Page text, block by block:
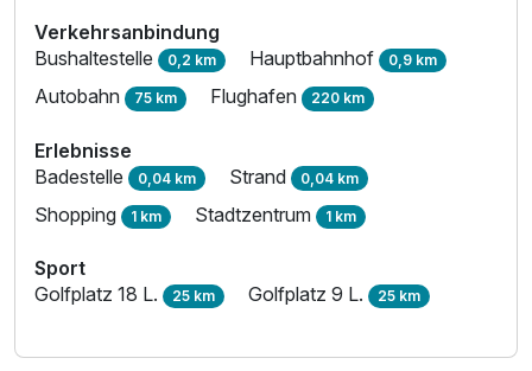
Für 3 Tage
Verkehrsanbindung
Bushaltestelle 0,2 km Hauptbahnhof 0,9 km
Autobahn 75 km Flughafen 220 km
Erlebnisse
Badestelle 0,04 km Strand 0,04 km
Shopping 1 km Stadtzentrum 1 km
Sport
Golfplatz 18 L. 25 km Golfplatz 9 L. 25 km